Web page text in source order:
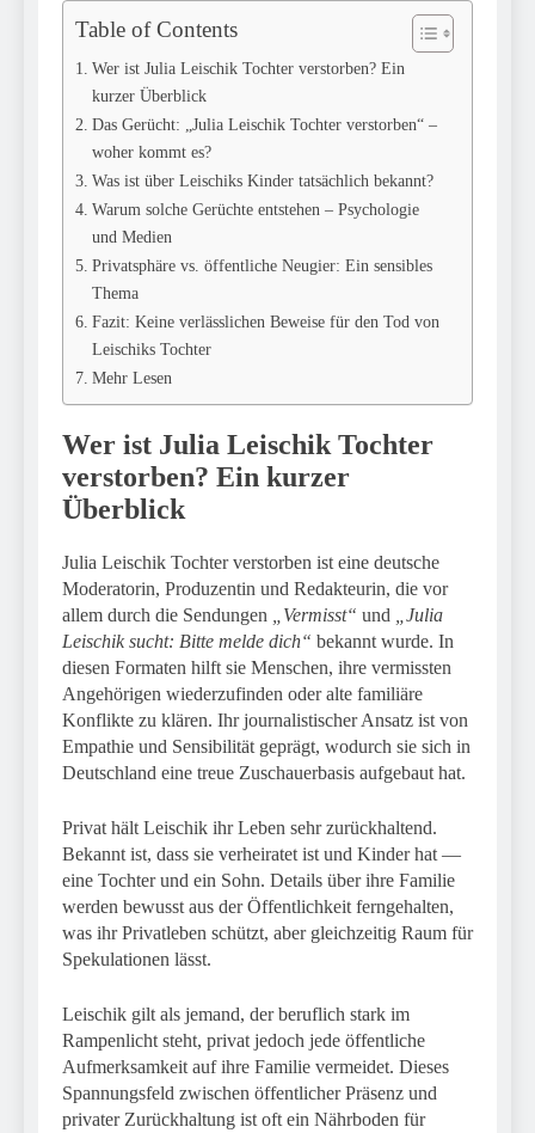
Table of Contents
Wer ist Julia Leischik Tochter verstorben? Ein
kurzer Überblick
Das Gerücht: „Julia Leischik Tochter verstorben“ –
woher kommt es?
Was ist über Leischiks Kinder tatsächlich bekannt?
Warum solche Gerüchte entstehen – Psychologie
und Medien
Privatsphäre vs. öffentliche Neugier: Ein sensibles
Thema
Fazit: Keine verlässlichen Beweise für den Tod von
Leischiks Tochter
Mehr Lesen
Wer ist Julia Leischik Tochter
verstorben? Ein kurzer
Überblick
Julia Leischik Tochter verstorben ist eine deutsche
Moderatorin, Produzentin und Redakteurin, die vor
allem durch die Sendungen
„Vermisst“ und
„Julia
Leischik sucht: Bitte melde dich“ bekannt wurde. In
diesen Formaten hilft sie Menschen, ihre vermissten
Angehörigen wiederzufinden oder alte familiäre
Konflikte zu klären. Ihr journalistischer Ansatz ist von
Empathie und Sensibilität geprägt, wodurch sie sich in
Deutschland eine treue Zuschauerbasis aufgebaut hat.
Privat hält Leischik ihr Leben sehr zurückhaltend.
Bekannt ist, dass sie verheiratet ist und Kinder hat —
eine Tochter und ein Sohn. Details über ihre Familie
werden bewusst aus der Öffentlichkeit ferngehalten,
was ihr Privatleben schützt, aber gleichzeitig Raum für
Spekulationen lässt.
Leischik gilt als jemand, der beruflich stark im
Rampenlicht steht, privat jedoch jede öffentliche
Aufmerksamkeit auf ihre Familie vermeidet. Dieses
Spannungsfeld zwischen öffentlicher Präsenz und
privater Zurückhaltung ist oft ein Nährboden für